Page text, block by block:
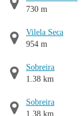
730 m
Vilela Seca
954 m
Sobreira
1.38 km
Sobreira
1.38 km